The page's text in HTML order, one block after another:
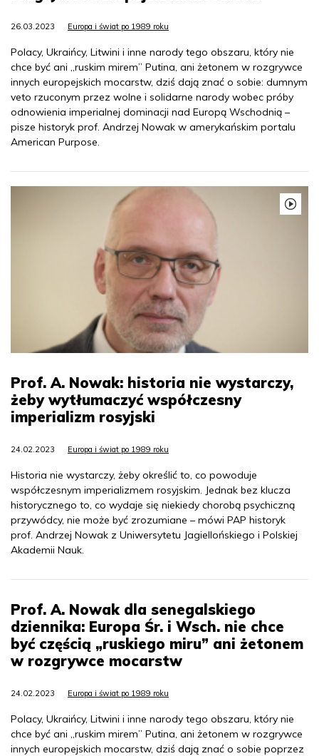
26.03.2023 Europa i świat po 1989 roku
Polacy, Ukraińcy, Litwini i inne narody tego obszaru, który nie
chce być ani „ruskim mirem” Putina, ani żetonem w rozgrywce
innych europejskich mocarstw, dziś dają znać o sobie: dumnym
veto rzuconym przez wolne i solidarne narody wobec próby
odnowienia imperialnej dominacji nad Europą Wschodnią –
pisze historyk prof. Andrzej Nowak w amerykańskim portalu
American Purpose.
Prof. A. Nowak: historia nie wystarczy,
żeby wytłumaczyć współczesny
imperializm rosyjski
24.02.2023 Europa i świat po 1989 roku
Historia nie wystarczy, żeby określić to, co powoduje
współczesnym imperializmem rosyjskim. Jednak bez klucza
historycznego to, co wydaje się niekiedy chorobą psychiczną
przywódcy, nie może być zrozumiane – mówi PAP historyk
prof. Andrzej Nowak z Uniwersytetu Jagiellońskiego i Polskiej
Akademii Nauk.
Prof. A. Nowak dla senegalskiego
dziennika: Europa Śr. i Wsch. nie chce
być częścią „ruskiego miru” ani żetonem
w rozgrywce mocarstw
24.02.2023 Europa i świat po 1989 roku
Polacy, Ukraińcy, Litwini i inne narody tego obszaru, który nie
chce być ani „ruskim mirem” Putina, ani żetonem w rozgrywce
innych europejskich mocarstw, dziś dają znać o sobie poprzez